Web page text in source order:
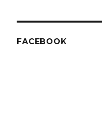
FACEBOOK